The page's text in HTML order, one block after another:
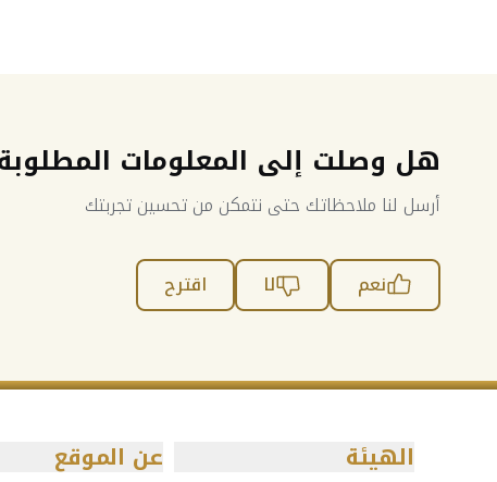
هل وصلت إلى المعلومات
أرسل لنا ملاحظاتك حتى نتمكن من تحسين تجربتك
نعم لا اقترح
الهيئة عن الموقع